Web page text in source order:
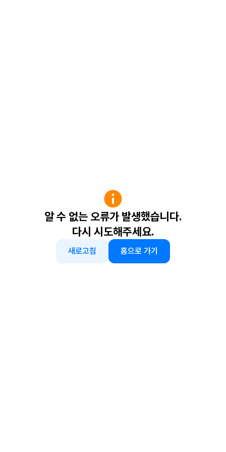
알 수 없는 오류가 발생했습니다.
다시 시도해주세요.
새로고침 홈으로 가기